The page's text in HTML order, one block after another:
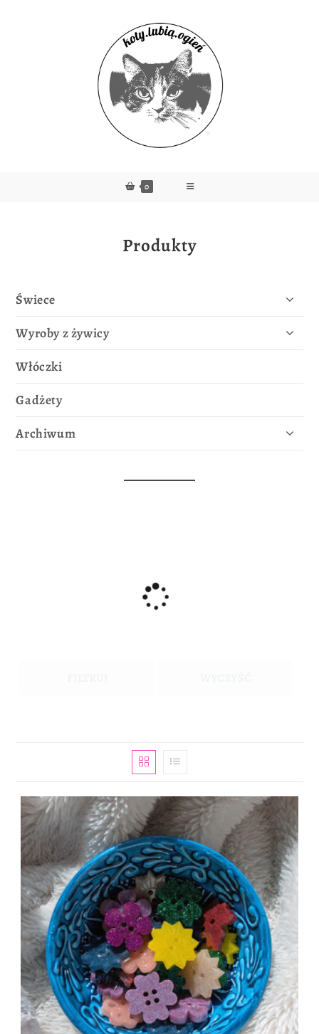
0
Produkty
Świece
Wyroby z żywicy
Włóczki
Gadżety
Archiwum